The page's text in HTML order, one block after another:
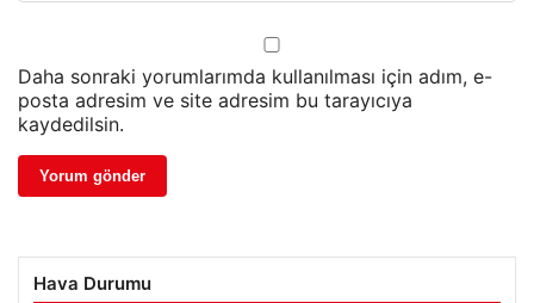
Daha sonraki yorumlarımda kullanılması için adım, e-
posta adresim ve site adresim bu tarayıcıya
kaydedilsin.
Hava Durumu